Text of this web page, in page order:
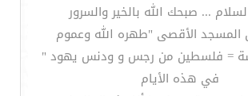
... صبحك الله بالخير والسرور
المسجد الأقصى "طهره الله وعموم
= فلسطين من رجس و ودنس يهود "
في هذه الأيام